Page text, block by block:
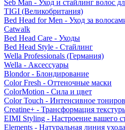
Seb Man - Уход и стайлинг волос
TIGI (Великобритания)
Bed Head for Men - Уход за
Catwalk
Bed Head Care - Уходы
Bed Head Style - Стайлинг
Wella Professionals (Германия)
Wella - Аксессуары
Blondor - Блондирование
Color Fresh - Оттеночные маски
ColorMotion - Сила и цвет
Color Touch - Интенсивное
Creatine+ - Трансформация
EIMI Styling - Настроение вашего
Elements - Натуральная линия